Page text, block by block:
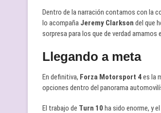
Dentro de la narración contamos con la
lo acompaña Jeremy Clarkson del que
sorpresa para los que de verdad amamos
Llegando a meta
En definitiva, Forza Motorsport 4es la
opciones dentro del panorama
El trabajo de Turn 10 ha sido enorme, y